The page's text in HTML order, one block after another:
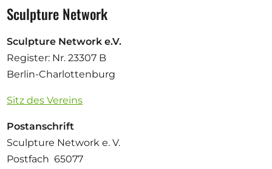
Sculpture Network
Sculpture Network e.V.
Register: Nr. 23307 B
Berlin-Charlottenburg
Sitz des Vereins
Postanschrift
Sculpture Network e. V.
Postfach 65077